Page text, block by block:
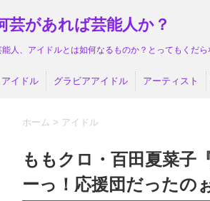
芸があれば芸能人か？
能人、アイドルとは如何なるものか？とってもくだ
アイドル グラビアアイドル アーティスト
ホーム > アイドル
ももクロ・百田夏菜子
ーっ！応援団だったの